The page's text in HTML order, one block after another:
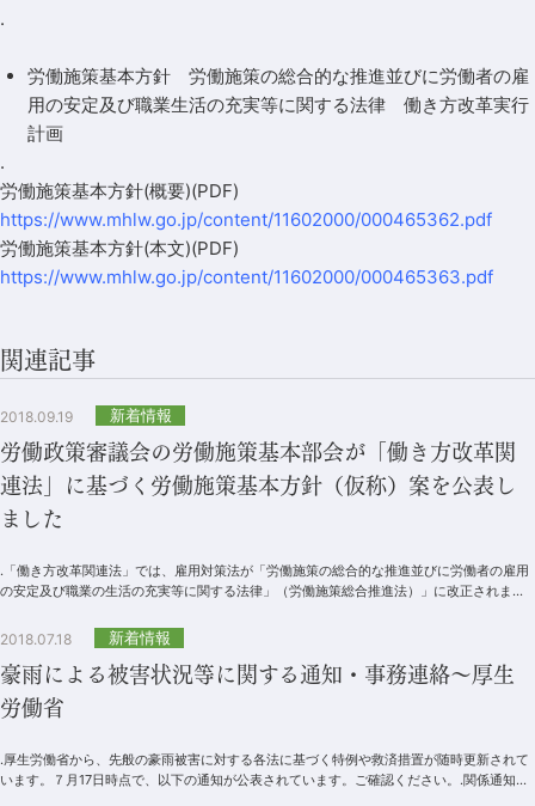
.
労働施策基本方針 労働施策の総合的な推進並びに労働者の雇
用の安定及び職業生活の充実等に関する法律 働き方改革実行
計画
.
労働施策基本方針(概要)(PDF)
https://www.mhlw.go.jp/content/11602000/000465362.pdf
労働施策基本方針(本文)(PDF)
https://www.mhlw.go.jp/content/11602000/000465363.pdf
関連記事
2018.09.19 新着情報
労働政策審議会の労働施策基本部会が「働き方改革関
連法」に基づく労働施策基本方針（仮称）案を公表し
ました
.「働き方改革関連法」では、雇用対策法が「労働施策の総合的な推進並びに労働者の雇用
の安定及び職業の生活の充実等に関する法律」（労働施策総合推進法）」に改正されまし
2018.07.18 新着情報
豪雨による被害状況等に関する通知・事務連絡～厚生
労働省
.厚生労働省から、先般の豪雨被害に対する各法に基づく特例や救済措置が随時更新されて
います。７月17日時点で、以下の通知が公表されています。ご確認ください。.関係通知等